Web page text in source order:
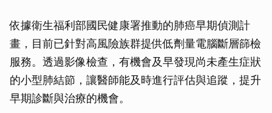
依據衛生福利部國民健康署推動的肺癌早期偵測計
畫，目前已針對高風險族群提供低劑量電腦斷層篩檢
服務。透過影像檢查，有機會及早發現尚未產生症狀
的小型肺結節，讓醫師能及時進行評估與追蹤，提升
早期診斷與治療的機會。